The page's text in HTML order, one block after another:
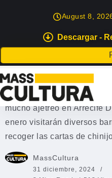
Descargar -
Para
August 8,
EVENTOS
Los Pajes
Los Pajes Reales vivirán
mucho ajetreo en Arrecife
enero visitarán diversos
recoger las cartas de
MassCultura
31 diciembre, 2024